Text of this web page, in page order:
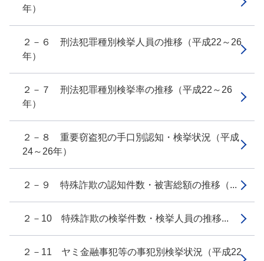
年）
２－６ 刑法犯罪種別検挙人員の推移（平成22～26
年）
２－７ 刑法犯罪種別検挙率の推移（平成22～26
年）
２－８ 重要窃盗犯の手口別認知・検挙状況（平成
24～26年）
２－９ 特殊詐欺の認知件数・被害総額の推移（...
２－10 特殊詐欺の検挙件数・検挙人員の推移...
２－11 ヤミ金融事犯等の事犯別検挙状況（平成22